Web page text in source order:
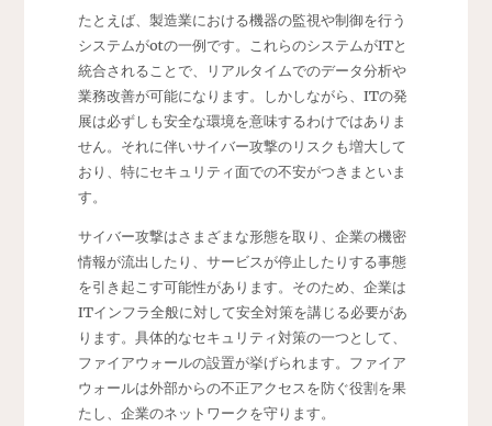
たとえば、製造業における機器の監視や制御を行う
システムがotの一例です。これらのシステムがITと
統合されることで、リアルタイムでのデータ分析や
業務改善が可能になります。しかしながら、ITの発
展は必ずしも安全な環境を意味するわけではありま
せん。それに伴いサイバー攻撃のリスクも増大して
おり、特にセキュリティ面での不安がつきまといま
す。
サイバー攻撃はさまざまな形態を取り、企業の機密
情報が流出したり、サービスが停止したりする事態
を引き起こす可能性があります。そのため、企業は
ITインフラ全般に対して安全対策を講じる必要があ
ります。具体的なセキュリティ対策の一つとして、
ファイアウォールの設置が挙げられます。ファイア
ウォールは外部からの不正アクセスを防ぐ役割を果
たし、企業のネットワークを守ります。